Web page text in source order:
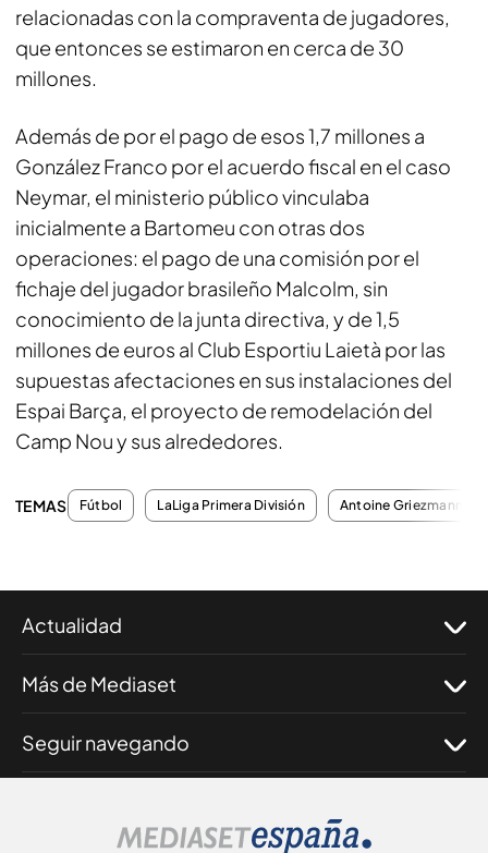
relacionadas con la compraventa de jugadores,
que entonces se estimaron en cerca de 30
millones.
Además de por el pago de esos 1,7 millones a
González Franco por el acuerdo fiscal en el caso
Neymar, el ministerio público vinculaba
inicialmente a Bartomeu con otras dos
operaciones: el pago de una comisión por el
fichaje del jugador brasileño Malcolm, sin
conocimiento de la junta directiva, y de 1,5
millones de euros al Club Esportiu Laietà por las
supuestas afectaciones en sus instalaciones del
Espai Barça, el proyecto de remodelación del
Camp Nou y sus alrededores.
TEMAS Fútbol LaLiga Primera División Antoine Griezmann
Actualidad
Más de Mediaset
Seguir navegando